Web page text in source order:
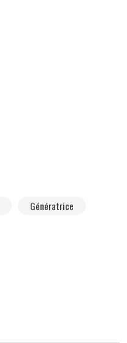
Génératrice